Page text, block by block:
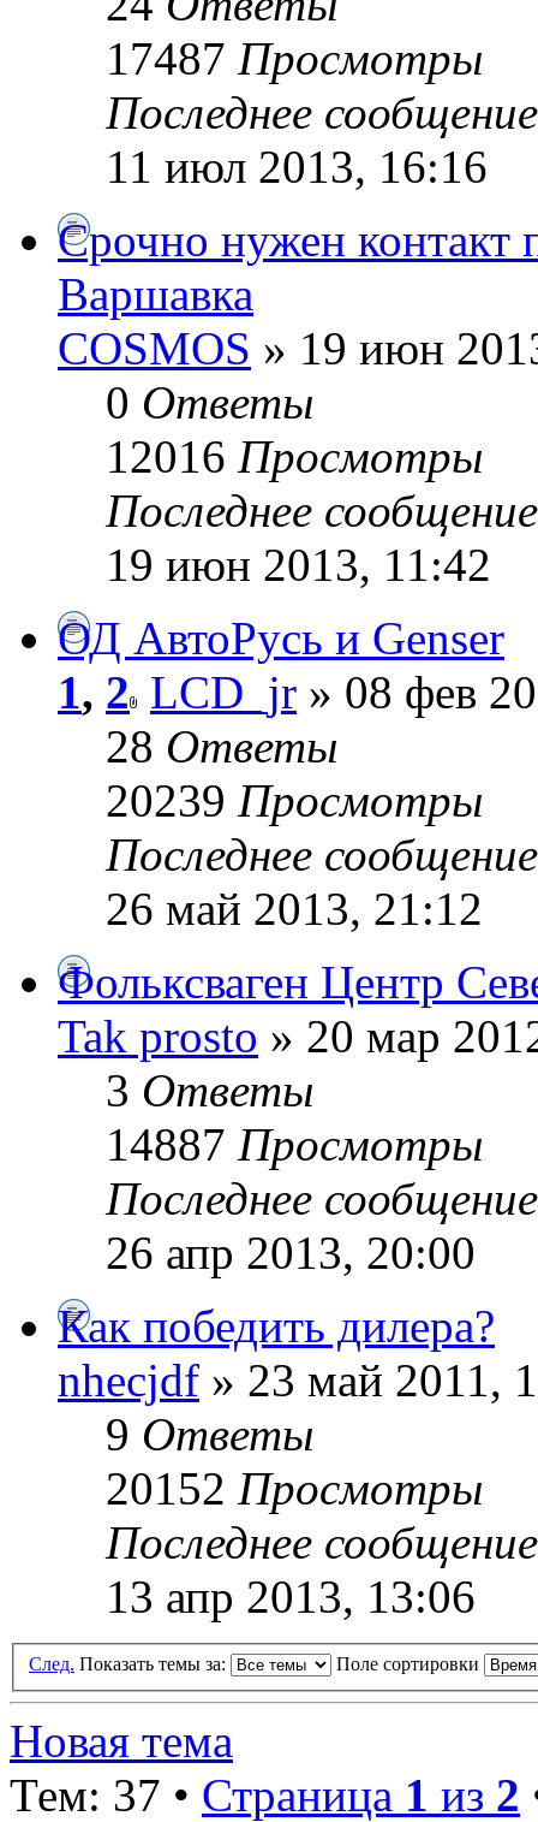
17487 Просмотры
Последнее
11 июл 2013, 16:16
Срочно нужен контакт
Варшавка
COSMOS » 19 июн
0 Ответы
12016 Просмотры
Последнее
19 июн 2013, 11:42
ОД АвтоРусь и Genser
1, 2 LCD_jr » 08 фев
28 Ответы
20239 Просмотры
Последнее
26 май 2013, 21:12
Фольксваген Центр
Tak prosto » 20 мар
3 Ответы
14887 Просмотры
Последнее
26 апр 2013, 20:00
Как победить дилера?
nhecjdf » 23 май 2011,
9 Ответы
20152 Просмотры
Последнее
13 апр 2013, 13:06
След. Показать темы за: Поле сортировки
Новая тема
Тем: 37 • Страница 1 из 2